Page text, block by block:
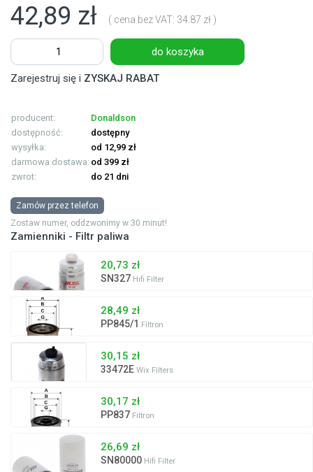
42,89 zł ( cena bez VAT: 34.87 zł )
do koszyka
Zarejestruj się i ZYSKAJ RABAT
producent:
Donaldson
dostępność:
dostępny
wysyłka:
od 12,99 zł
darmowa dostawa: od 399 zł
zwrot:
do 21 dni
Zamów przez telefon
Zostaw numer, oddzwonimy w 30 minut!
Zamienniki - Filtr paliwa
20,73 zł
SN327 Hifi Filter
28,49 zł
PP845/1 Filtron
30,15 zł
33472E Wix Filters
30,17 zł
PP837 Filtron
26,69 zł
SN80000 Hifi Filter